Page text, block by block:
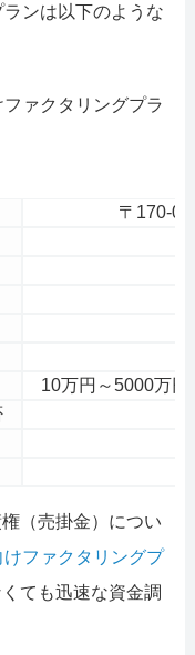
ンは以下のような
ァクタリングプラ
〒170-
10万円～5000万
（売掛金）につい
ファクタリングプ
ても迅速な資金調